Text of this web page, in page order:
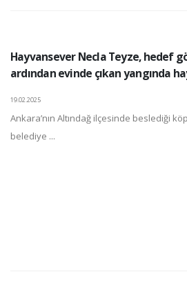
Hayvansever Necla Teyze, hedef
ardından evinde çıkan yangında
19.02.2025
Ankara’nın Altındağ ilçesinde beslediği
belediye ...